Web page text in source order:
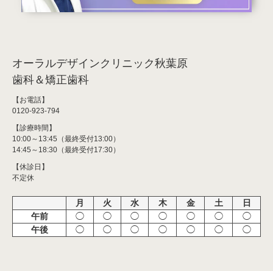
オーラルデザインクリニック秋葉原
歯科＆矯正歯科
【お電話】
0120-923-794
【診療時間】
10:00～13:45（最終受付13:00）
14:45～18:30（最終受付17:30）
【休診日】
不定休
月 火 水 木 金 土
日
午前
◯ ◯ ◯ ◯ ◯ ◯
◯
午後
◯ ◯ ◯ ◯ ◯ ◯ ◯